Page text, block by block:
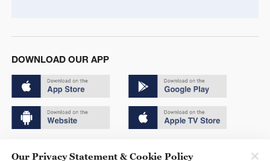
DOWNLOAD OUR APP
Our Privacy Statement & Cookie Policy